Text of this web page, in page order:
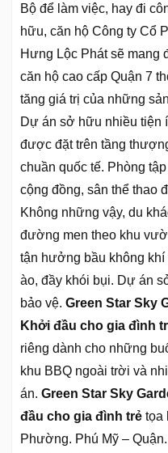
Bộ để làm việc, hay đi
hữu, căn hộ Công ty Cổ
Hưng Lộc Phát sẽ mang
căn hộ cao cấp Quận 7
tăng giá trị của những
Dự án sở hữu nhiều tiện
được đặt trên tầng
chuần quốc tế. Phòng
cộng đồng, sân thể thao
Không những vậy, du
đường men theo khu
tận hưởng bầu không
ào, đầy khói bụi. Dự án
bảo vệ. Green Star Sky
Khởi đầu cho gia đình
riêng dành cho những
khu BBQ ngoài trời và
án. Green Star Sky
đầu cho gia đình trẻ tọa
Phường. Phú Mỹ –